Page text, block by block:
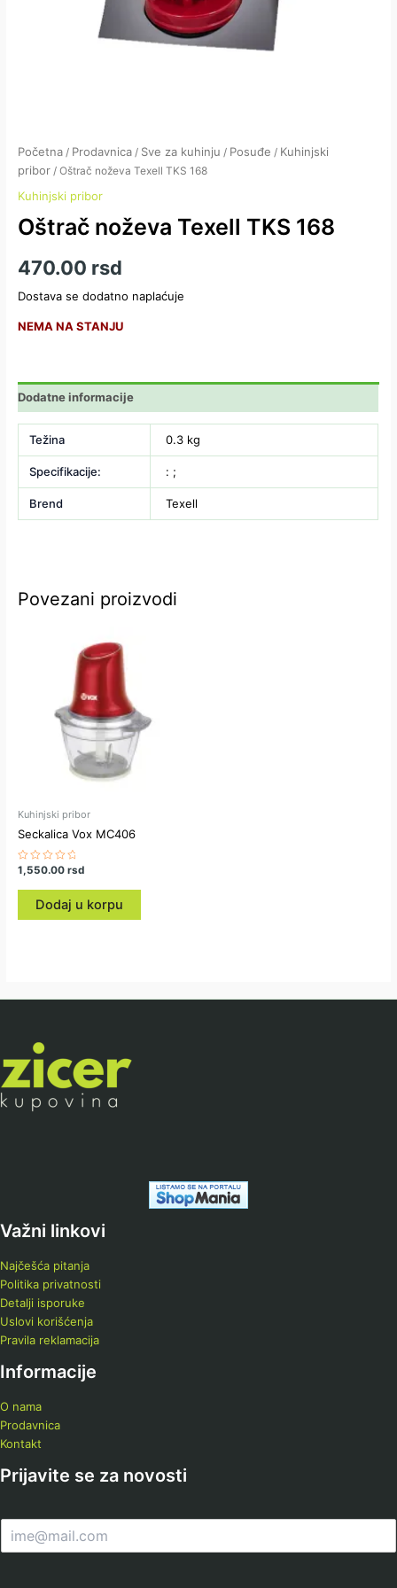
Početna / Prodavnica / Sve za kuhinju / Posuđe / Kuhinjski
pribor / Oštrač noževa Texell TKS 168
Kuhinjski pribor
Oštrač noževa Texell TKS 168
470.00 rsd
Dostava se dodatno naplaćuje
NEMA NA STANJU
Dodatne informacije
Težina 0.3 kg
Specifikacije: : ;
Brend Texell
Povezani proizvodi
Kuhinjski pribor
Seckalica Vox MC406
Ocenjeno
0
1,550.00rsd
Dodaj u korpu
Važni linkovi
Najčešća pitanja
Politika privatnosti
Detalji isporuke
Uslovi korišćenja
Pravila reklamacija
Informacije
O nama
Prodavnica
Kontakt
Prijavite se za novosti
m